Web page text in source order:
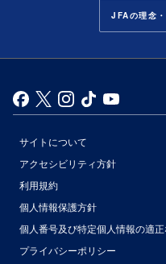
JFAの理念
サイトについて
アクセシビリティ方針
利用規約
個人情報保護方針
個人番号及び特定個人情報の適
プライバシーポリシー